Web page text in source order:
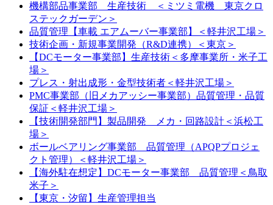
機構部品事業部 生産技術 ＜ミツミ電機 東京クロ
ステックガーデン＞
品質管理【車載 エアムーバー事業部】＜軽井沢工場＞
技術企画・新規事業開発（R&D連携）＜東京＞
【DCモーター事業部】生産技術＜多摩事業所・米子工
場＞
プレス・射出成形・金型技術者＜軽井沢工場＞
PMC事業部（旧メカアッシー事業部）品質管理・品質
保証＜軽井沢工場＞
【技術開発部門】製品開発 メカ・回路設計＜浜松工
場＞
ボールベアリング事業部 品質管理（APQPプロジェ
クト管理）＜軽井沢工場＞
【海外駐在想定】DCモーター事業部 品質管理＜鳥取
米子＞
【東京・汐留】生産管理担当